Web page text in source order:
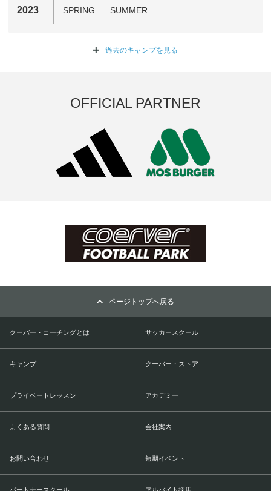
2023 SPRING SUMMER
過去のキャンプを 見る
OFFICIAL PARTNER
ページトップへ戻る
クーバー・コーチングとは サッカースクール
キャンプ クーバー・ストア
プライベートレッスン アカデミー
よくある質問 会社案内
お問い合わせ 短期イベント